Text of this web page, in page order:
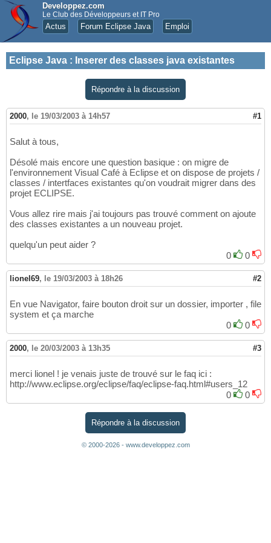
Developpez.com
Le Club des Développeurs et IT Pro
Actus Forum Eclipse Java Emploi
Eclipse Java : Inserer des classes java existantes
Répondre à la discussion
2000, le 19/03/2003 à 14h57 #1
Salut à tous,
Désolé mais encore une question basique : on migre de
l'environnement Visual Café à Eclipse et on dispose de projets /
classes / intertfaces existantes qu'on voudrait migrer dans des
projet ECLIPSE.
Vous allez rire mais j'ai toujours pas trouvé comment on ajoute
des classes existantes a un nouveau projet.
quelqu'un peut aider ?
0
0
lionel69, le 19/03/2003 à 18h26 #2
En vue Navigator, faire bouton droit sur un dossier, importer , file
system et ça marche
0
0
2000, le 20/03/2003 à 13h35 #3
merci lionel ! je venais juste de trouvé sur le faq ici :
http://www.eclipse.org/eclipse/faq/eclipse-faq.html#users_12
0
0
Répondre à la discussion
© 2000-2026 - www.developpez.com